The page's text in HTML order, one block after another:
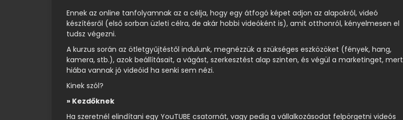
Ennek az online tanfolyamnak az a célja, hogy egy átfogó képet adjon az alapokról, videó
készítésről (első sorban üzleti célra, de akár hobbi videóként is), amit otthonról, kényelmesen el
tudsz végezni.
A kurzus során az ötletgyűjtéstől indulunk, megnézzük a szükséges eszközöket (fények, hang,
kamera, stb.), azok beállításait, a vágást, szerkesztést alap szinten, és végül a marketinget, mert
hiába vannak jó videóid ha senki sem nézi.
Kinek szól?
» Kezdőknek
Ha szeretnél elindítani egy YouTUBE csatornát, vagy pedig a vállalkozásodat felpörgetni videós